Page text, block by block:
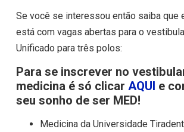
Se você se interessou então saiba que
está com vagas abertas para o
Unificado para três polos:
Para se inscrever no
medicina é só clicar AQUI e
seu sonho de ser MED!
Medicina da Universidade